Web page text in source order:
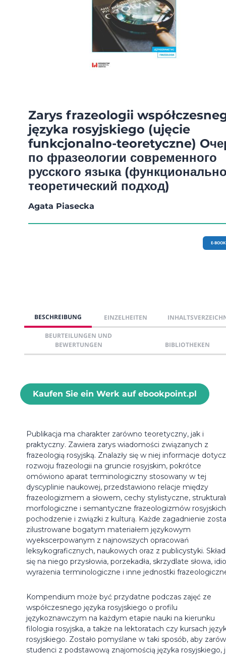
Zarys frazeologii
języka rosyjskiego (ujęcie
funkcjonalno-teoretyczne)
по фразеологии современного
русского языка
теоретический подход)
Agata Piasecka
E-BOOK
BESCHREIBUNG EINZELHEITEN
BEURTEILUNGEN UND
BEWERTUNGEN
BIBLIOTHEKEN
Kaufen Sie ein Werk auf ebookpoint.pl
Publikacja ma charakter zarówno teoretyczny, jak i
praktyczny. Zawiera zarys wiadomości związanych z
frazeologią rosyjską. Znalazły się w niej informacje
rozwoju frazeologii na gruncie rosyjskim, pokrótce
omówiono aparat terminologiczny stosowany w tej
dyscyplinie naukowej, przedstawiono relacje między
frazeologizmem a słowem, cechy stylistyczne,
morfologiczne i semantyczne frazeologizmów
pochodzenie i związki z kulturą. Każde zagadnienie
zilustrowane bogatym materiałem językowym
wyekscerpowanym z najnowszych opracowań
leksykograficznych, naukowych oraz z publicystyki.
się na niego przysłowia, porzekadła, skrzydlate słowa,
wyrażenia terminologiczne i inne jednostki
Kompendium może być przydatne podczas zajęć ze
współczesnego języka rosyjskiego o profilu
językoznawczym na każdym etapie nauki na kierunku
filologia rosyjska, a także na lektoratach czy kursach
rosyjskiego. Zostało pomyślane w taki sposób, aby
studenci z podstawową znajomością języka rosyjskiego,